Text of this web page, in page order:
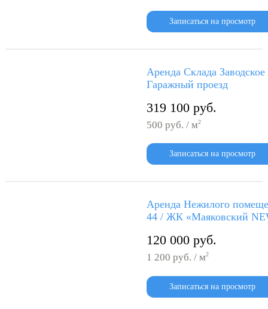
Записаться на просмотр
Аренда Склада
Гаражный проезд
319 100 руб.
500 руб. / м2
Записаться на просмотр
Аренда Нежилого
44 / ЖК «Маяковский
120 000 руб.
1 200 руб. / м2
Записаться на просмотр